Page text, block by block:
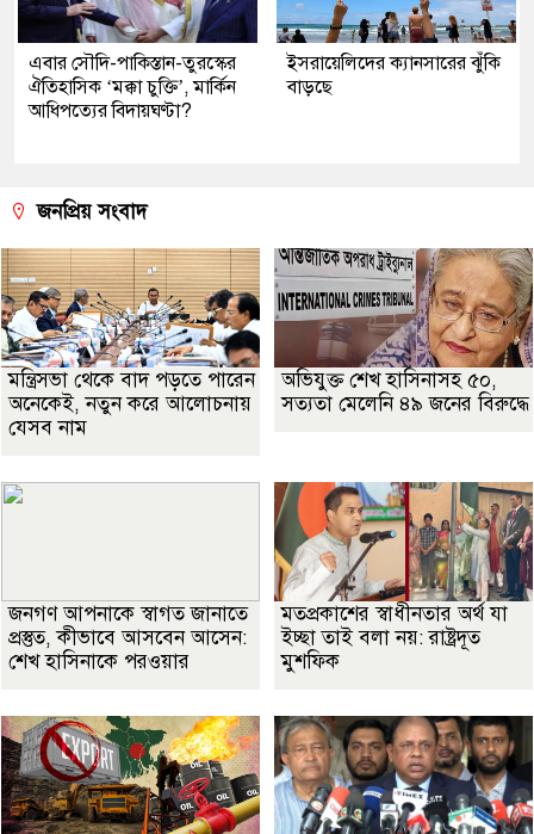
এবার সৌদি-পাকিস্তান-তুরস্কের
ঐতিহাসিক ‘মক্কা চুক্তি’, মার্কিন
আধিপত্যের বিদায়ঘণ্টা?
ইসরায়েলিদের ক্যানসারের ঝুঁকি
বাড়ছে
জনপ্রিয় সংবাদ
মন্ত্রিসভা থেকে বাদ পড়তে পারেন
অনেকেই, নতুন করে আলোচনায়
যেসব নাম
অভিযুক্ত শেখ হাসিনাসহ ৫০,
সত্যতা মেলেনি ৪৯ জনের বিরুদ্ধে
জনগণ আপনাকে স্বাগত জানাতে
প্রস্তুত, কীভাবে আসবেন আসেন:
শেখ হাসিনাকে পরওয়ার
মতপ্রকাশের স্বাধীনতার অর্থ যা
ইচ্ছা তাই বলা নয়: রাষ্ট্রদূত
মুশফিক